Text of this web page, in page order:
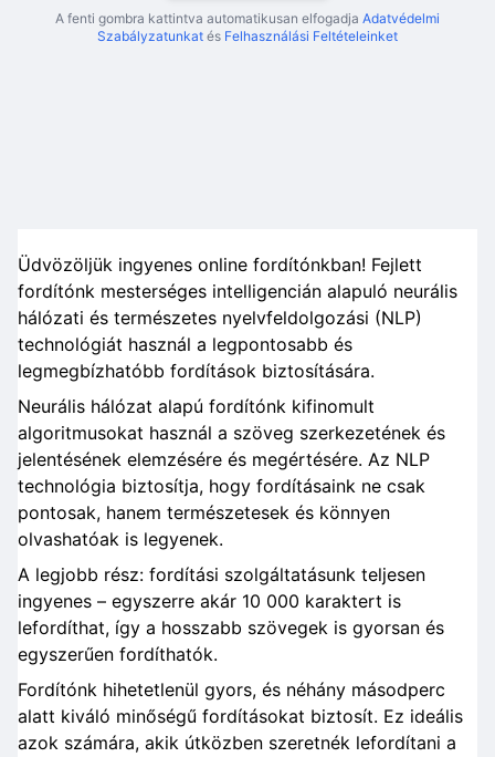
A fenti gombra kattintva automatikusan elfogadja Adatvédelmi
Szabályzatunkat és Felhasználási Feltételeinket
Üdvözöljük ingyenes online fordítónkban! Fejlett
fordítónk mesterséges intelligencián alapuló neurális
hálózati és természetes nyelvfeldolgozási (NLP)
technológiát használ a legpontosabb és
legmegbízhatóbb fordítások biztosítására.
Neurális hálózat alapú fordítónk kifinomult
algoritmusokat használ a szöveg szerkezetének és
jelentésének elemzésére és megértésére. Az NLP
technológia biztosítja, hogy fordításaink ne csak
pontosak, hanem természetesek és könnyen
olvashatóak is legyenek.
A legjobb rész: fordítási szolgáltatásunk teljesen
ingyenes – egyszerre akár 10 000 karaktert is
lefordíthat, így a hosszabb szövegek is gyorsan és
egyszerűen fordíthatók.
Fordítónk hihetetlenül gyors, és néhány másodperc
alatt kiváló minőségű fordításokat biztosít. Ez ideális
azok számára, akik útközben szeretnék lefordítani a